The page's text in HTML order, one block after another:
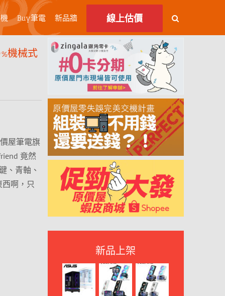
Buy筆電 新品牆 線上估價
機械式
屋筆電旗
竟然
、青軸、
啊，只
新品上架